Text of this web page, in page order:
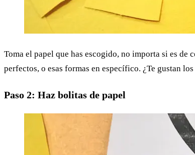
Toma el papel que has escogido, no importa si es de
perfectos, o esas formas en específico. ¿Te gustan
Paso 2: Haz bolitas de papel